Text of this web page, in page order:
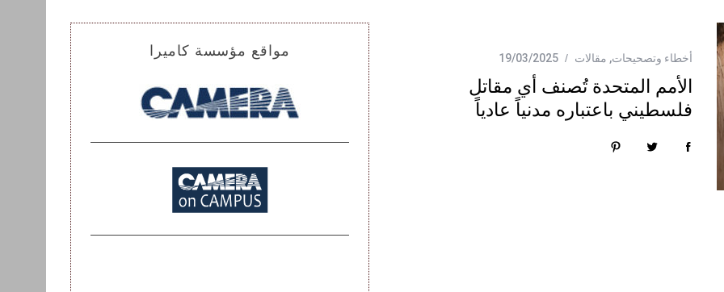
أخطاء وتصحيحات, مقالات 19/03/2025
الأمم المتحدة تُصنف أي مقاتل
فلسطيني باعتباره مدنياً عادياً
مواقع مؤسسة كاميرا